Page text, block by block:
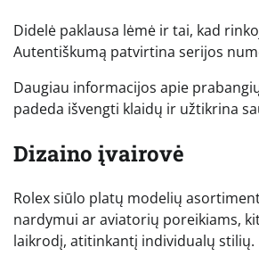
Didelė paklausa lėmė ir tai, kad
Autentiškumą patvirtina serijos
Daugiau informacijos apie
padeda išvengti klaidų ir užtikrina
Dizaino įvairovė
Rolex siūlo platų modelių
nardymui ar aviatorių poreikiams,
laikrodį, atitinkantį individualų stilių.